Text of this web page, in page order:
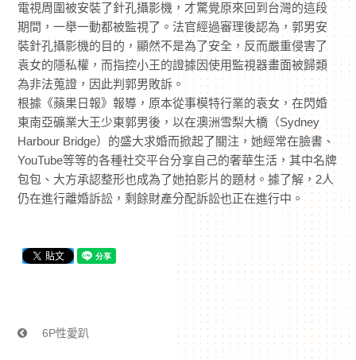
電視周圍被安裝了針孔攝影機，才驚覺原來回到台灣的這段
期間，一舉一動都被監視了。法官經過審理後認為，郭男安
裝針孔攝影機的目的，顯然不是為了安全，反而嚴重侵害了
袁女的隱私權，而指控小王的證據因使用監視器畫面被歸類
為非法蒐證，因此判郭男敗訴。
根據《蘋果日報》報導，原本從事模特行業的袁女，在閃婚
東南亞礦業大王少東郭男後，以在澳洲雪梨大橋（Sydney
Harbour Bridge）的盛大求婚而掀起了關注，她經常在臉書、
YouTube等等的各種社交平台分享自己的奢華生活，其中名牌
包包、大方承認整形也成為了她拍影片的題材。據了解，2人
仍在進行離婚訴訟，剩餘財產分配訴訟也正在進行中。
6P性愛趴